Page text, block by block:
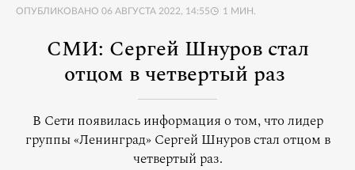
ОПУБЛИКОВАНО 06 АВГУСТА 2022, 14:55 1 МИН.
СМИ: Сергей Шнуров стал
отцом в четвертый раз
В Сети появилась информация о том, что лидер
группы «Ленинград» Сергей Шнуров стал отцом в
четвертый раз.